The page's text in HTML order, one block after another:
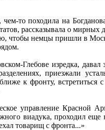
то походила на
рассказывала о
чтобы немцы пришли в
Глебове изредка, давал
приезжали
к фронту, встретиться
управление Красной
виадука, проходил
товарищ с фронта...»